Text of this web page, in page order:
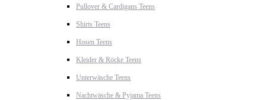
Pullover & Cardigans Teens
Shirts Teens
Hosen Teens
Kleider & Röcke Teens
Unterwäsche Teens
Nachtwäsche & Pyjama Teens